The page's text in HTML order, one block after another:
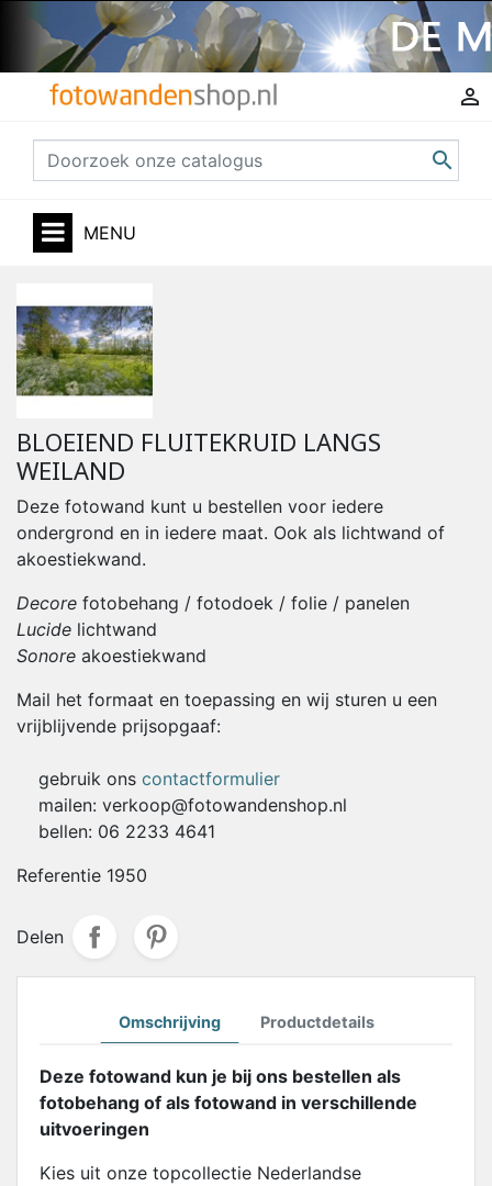


MENU
BLOEIEND FLUITEKRUID LANGS
WEILAND
Deze fotowand kunt u bestellen voor iedere
ondergrond en in iedere maat. Ook als lichtwand of
akoestiekwand.
Decore fotobehang / fotodoek / folie / panelen
Lucide lichtwand
Sonore akoestiekwand
Mail het formaat en toepassing en wij sturen u een
vrijblijvende prijsopgaaf:
gebruik ons contactformulier
mailen: verkoop@fotowandenshop.nl
bellen: 06 2233 4641
Referentie 1950
Delen
Omschrijving Productdetails
Deze fotowand kun je bij ons bestellen als
fotobehang of als fotowand in verschillende
uitvoeringen
Kies uit onze topcollectie Nederlandse